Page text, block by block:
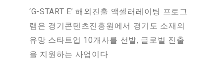
‘G-START E’ 해외진출 액셀러레이팅 프로그
램은 경기콘텐츠진흥원에서 경기도 소재의
유망 스타트업 10개사를 선발, 글로벌 진출
을 지원하는 사업이다